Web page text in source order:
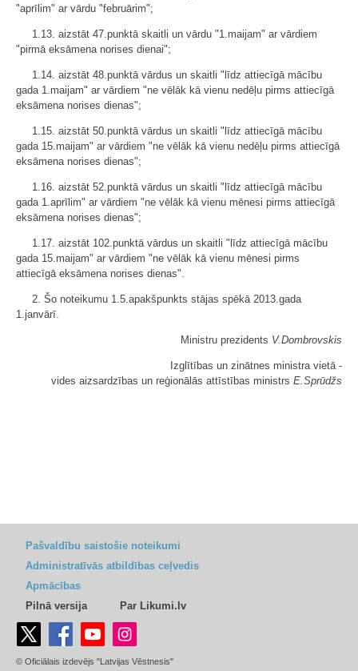
"aprīlim" ar vārdu "februārim";
1.13. aizstāt 47.punktā skaitli un vārdu "1.maijam" ar vārdiem
"pirmā eksāmena norises dienai";
1.14. aizstāt 48.punktā vārdus un skaitli "līdz attiecīgā mācību
gada 1.maijam" ar vārdiem "ne vēlāk kā vienu nedēļu pirms attiecīgā
eksāmena norises dienas";
1.15. aizstāt 50.punktā vārdus un skaitli "līdz attiecīgā mācību
gada 15.maijam" ar vārdiem "ne vēlāk kā vienu nedēļu pirms attiecīgā
eksāmena norises dienas";
1.16. aizstāt 52.punktā vārdus un skaitli "līdz attiecīgā mācību
gada 1.aprīlim" ar vārdiem "ne vēlāk kā vienu mēnesi pirms attiecīgā
eksāmena norises dienas";
1.17. aizstāt 102.punktā vārdus un skaitli "līdz attiecīgā mācību
gada 15.maijam" ar vārdiem "ne vēlāk kā vienu mēnesi pirms
attiecīgā eksāmena norises dienas".
2. Šo noteikumu 1.5.apakšpunkts stājas spēkā 2013.gada
1.janvārī.
Ministru prezidents V.Dombrovskis
Izglītības un zinātnes ministra vietā -
vides aizsardzības un reģionālās attīstības ministrs E.Sprūdžs
Pašvaldību saistošie noteikumi
Administratīvās atbildības ceļvedis
Apmācības
Pilnā versija
Par Likumi.lv
© Oficiālais izdevējs "Latvijas Vēstnesis"